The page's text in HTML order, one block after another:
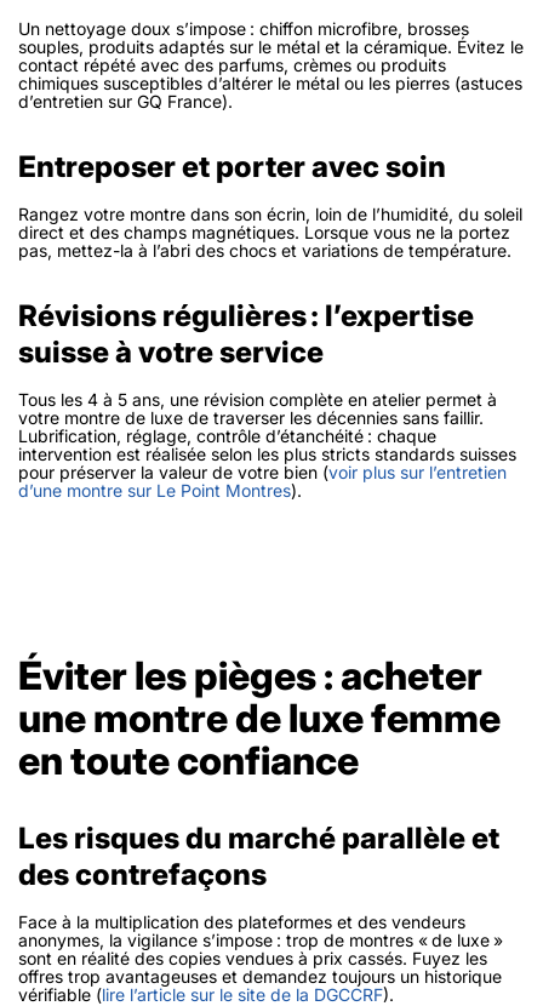
Un nettoyage doux s’impose : chiffon microfibre, brosses
souples, produits adaptés sur le métal et la céramique. Évitez le
contact répété avec des parfums, crèmes ou produits
chimiques susceptibles d’altérer le métal ou les pierres (astuces
d’entretien sur GQ France).
Entreposer et porter avec soin
Rangez votre montre dans son écrin, loin de l’humidité, du soleil
direct et des champs magnétiques. Lorsque vous ne la portez
pas, mettez-la à l’abri des chocs et variations de température.
Révisions régulières : l’expertise
suisse à votre service
Tous les 4 à 5 ans, une révision complète en atelier permet à
votre montre de luxe de traverser les décennies sans faillir.
Lubrification, réglage, contrôle d’étanchéité : chaque
intervention est réalisée selon les plus stricts standards suisses
pour préserver la valeur de votre bien (voir plus sur l’entretien
d’une montre sur Le Point Montres).
Éviter les pièges : acheter
une montre de luxe femme
en toute confiance
Les risques du marché parallèle et
des contrefaçons
Face à la multiplication des plateformes et des vendeurs
anonymes, la vigilance s’impose : trop de montres « de luxe »
sont en réalité des copies vendues à prix cassés. Fuyez les
offres trop avantageuses et demandez toujours un historique
vérifiable (lire l’article sur le site de la DGCCRF).